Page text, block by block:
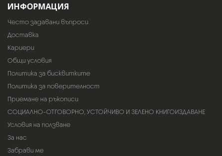
ИНФОРМАЦИЯ
Често задавани въпроси
Доставка
Кариери
Общи условия
Политика за бисквитките
Политика за поверителност
Приемане на ръкописи
СОЦИАЛНО-ОТГОВОРНО, УСТОЙЧИВО И ЗЕЛЕНО КНИГОИЗДАВАНЕ
Условия на ползване
За нас
Забрави ме